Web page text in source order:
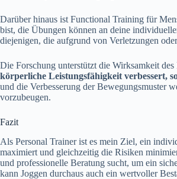
Darüber hinaus ist Functional Training für
bist, die Übungen können an deine
diejenigen, die aufgrund von Verletzungen
Die Forschung unterstützt die Wirksamkeit
körperliche Leistungsfähigkeit verbessert,
und die Verbesserung der Bewegungsmuster
vorzubeugen.
Fazit
Als Personal Trainer ist es mein Ziel, ein
maximiert und gleichzeitig die Risiken
und professionelle Beratung sucht, um ein
kann Joggen durchaus auch ein wertvoller